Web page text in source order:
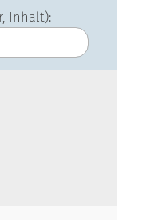
Inhalt):